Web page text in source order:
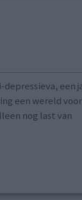
een
een wereld
nog last van